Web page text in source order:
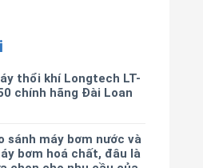
thổi khí Longtech LT-
chính hãng Đài Loan
sánh máy bơm nước và
bơm hoá chất, đâu là